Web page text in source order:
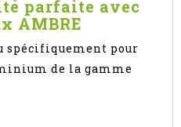
parfaite avec
AMBRE
spécifiquement pour
de la gamme